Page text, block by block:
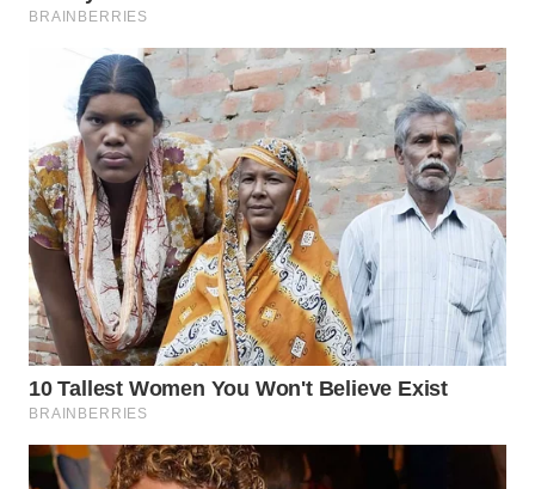
INDRAMAYU
WN
KUNINGAN
WN
MAJALENGKA
WN
SUBANG
WN
SUKABUMI